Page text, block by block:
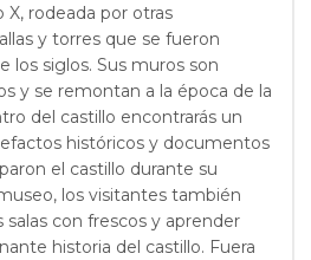
rodeada por otras
y torres que se fueron
los siglos. Sus muros son
y se remontan a la época de la
del castillo encontrarás un
históricos y documentos
el castillo durante su
los visitantes también
con frescos y aprender
historia del castillo. Fuera